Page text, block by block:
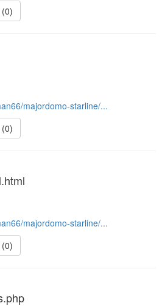
(0)
majordomo-starline/...
(0)
majordomo-starline/...
(0)